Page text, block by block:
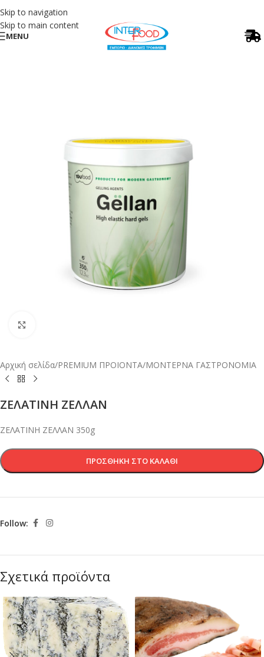
Skip to navigation
Skip to main content
MENU
Αρχική σελίδα/PREMIUM ΠΡΟΙΟΝΤΑ/ΜΟΝΤΕΡΝΑ ΓΑΣΤΡΟΝΟΜΙΑ
ΖΕΛΑΤΙΝΗ ΖΕΛΛΑΝ
ΖΕΛΑΤΙΝΗ ΖΕΛΛΑΝ 350g
ΠΡΟΣΘΉΚΗ ΣΤΟ ΚΑΛΆΘΙ
Follow:
Σχετικά προϊόντα